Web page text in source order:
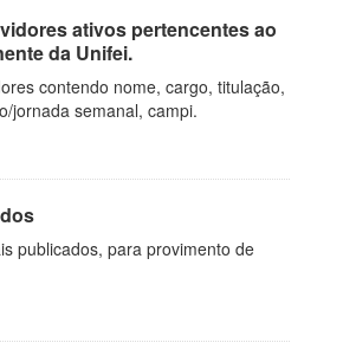
ativos pertencentes ao
da Unifei.
contendo nome, cargo, titulação,
jornada semanal, campi.
publicados, para provimento de